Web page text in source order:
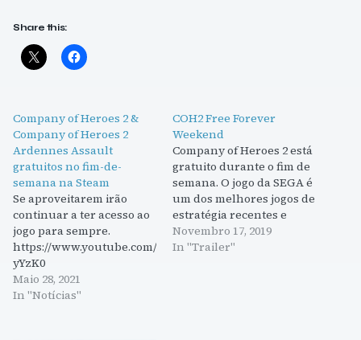
Share this:
Company of Heroes 2 &
Company of Heroes 2
Ardennes Assault
gratuitos no fim-de-
semana na Steam
Se aproveitarem irão
continuar a ter acesso ao
jogo para sempre.
https://www.youtube.com/embed/ahk0f-
yYzK0
Maio 28, 2021
In "Notícias"
COH2 Free Forever
Weekend
Company of Heroes 2 está
gratuito durante o fim de
semana. O jogo da SEGA é
um dos melhores jogos de
estratégia recentes e
pode ficar na vossa conta
para sempre. Aproveitem.
Novembro 17, 2019
In "Trailer"